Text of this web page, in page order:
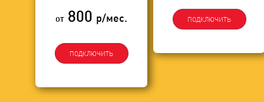
от 800 р/мес.
ПОДКЛЮЧИТЬ
ПОДКЛЮЧИТЬ